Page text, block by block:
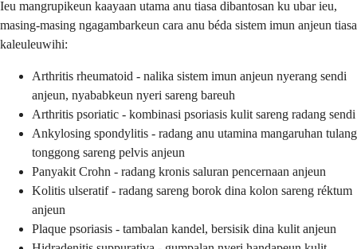
Ieu mangrupikeun kaayaan utama anu tiasa dibantosan ku ubar ieu,
masing-masing ngagambarkeun cara anu béda sistem imun anjeun tiasa
kaleuleuwihi:
Arthritis rheumatoid - nalika sistem imun anjeun nyerang sendi
anjeun, nyababkeun nyeri sareng bareuh
Arthritis psoriatic - kombinasi psoriasis kulit sareng radang sendi
Ankylosing spondylitis - radang anu utamina mangaruhan tulang
tonggong sareng pelvis anjeun
Panyakit Crohn - radang kronis saluran pencernaan anjeun
Kolitis ulseratif - radang sareng borok dina kolon sareng réktum
anjeun
Plaque psoriasis - tambalan kandel, bersisik dina kulit anjeun